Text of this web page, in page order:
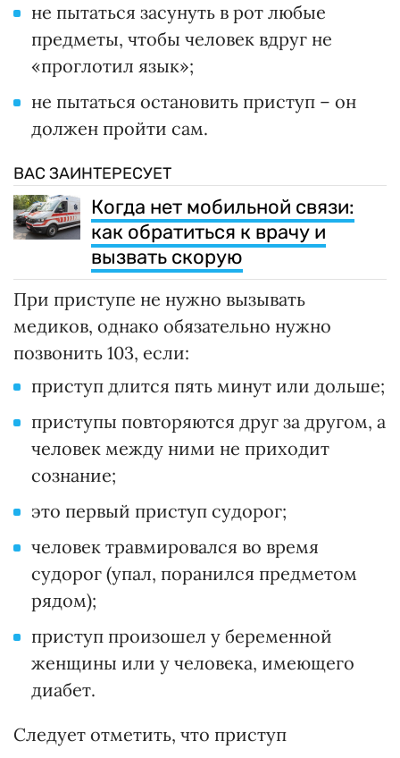
не пытаться засунуть в рот любые
предметы, чтобы человек вдруг не
«проглотил язык»;
не пытаться остановить приступ – он
должен пройти сам.
ВАС ЗАИНТЕРЕСУЕТ
Когда нет мобильной связи:
как обратиться к врачу и
вызвать скорую
При приступе не нужно вызывать
медиков, однако обязательно нужно
позвонить 103, если:
приступ длится пять минут или дольше;
приступы повторяются друг за другом, а
человек между ними не приходит
сознание;
это первый приступ судорог;
человек травмировался во время
судорог (упал, поранился предметом
рядом);
приступ произошел у беременной
женщины или у человека, имеющего
диабет.
Следует отметить, что приступ